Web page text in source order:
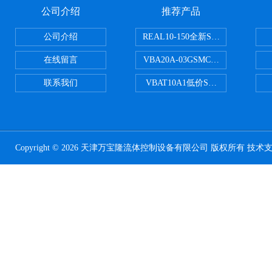
公司介绍
公司介绍
在线留言
联系我们
推荐产品
REAL10-150全新SMC正弦无杆缸
VBA20A-03GSMC增压阀VBA-
VBAT10A1低价SMC储气罐VBAT
Copyright © 2026 天津万宝隆流体控制设备有限公司 版权所有 技术